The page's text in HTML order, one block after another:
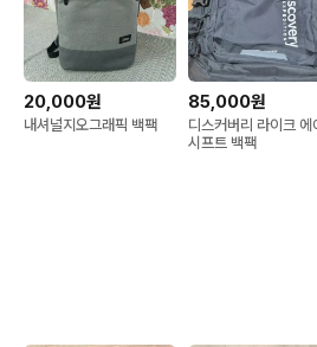
20,000원
내셔널지오그래픽 백팩
85,000원
디스커버리 라이크 에
시프트 백팩